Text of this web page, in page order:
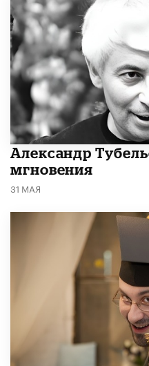
Александр
мгновения
31 МАЯ